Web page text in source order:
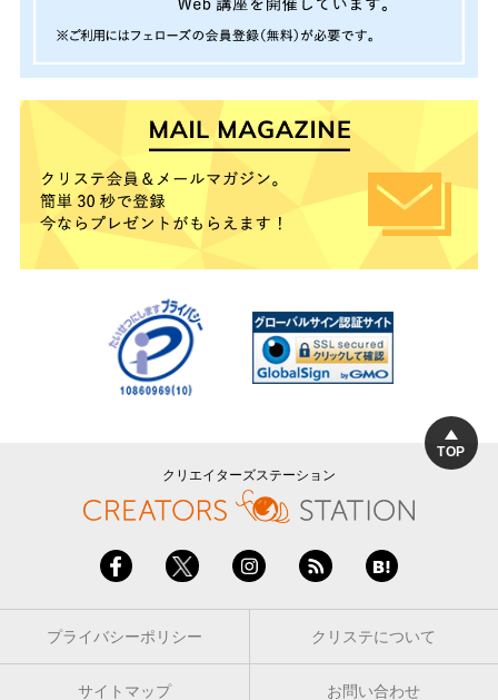
TOP
クリエイターズステーション
プライバシーポリシー クリステについて
サイトマップ お問い合わせ